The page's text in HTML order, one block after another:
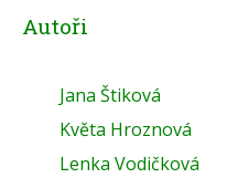
Autoři
Jana Štiková
Květa Hroznová
Lenka Vodičková